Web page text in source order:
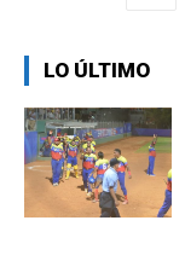
LO ÚLTIMO